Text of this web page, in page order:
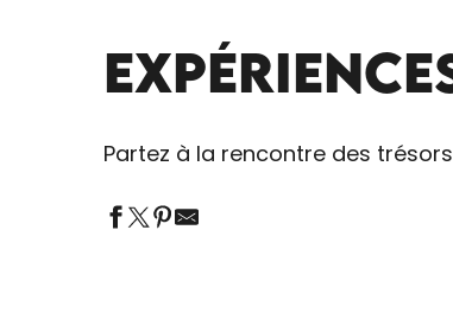
Partez à la rencontre des